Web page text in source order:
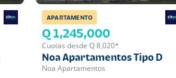
APARTAMENTO
Q 1,245,000
Cuotas desde Q 8,020*
Noa Apartamentos Tipo D
Noa Apartamentos